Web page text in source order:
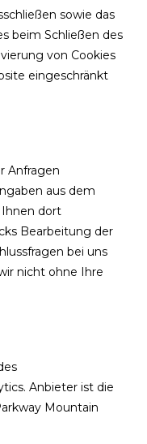
sowie das
beim Schließen des
von Cookies
eingeschränkt
Anfragen
aus dem
Ihnen dort
Bearbeitung der
bei uns
nicht ohne Ihre
Anbieter ist die
Mountain